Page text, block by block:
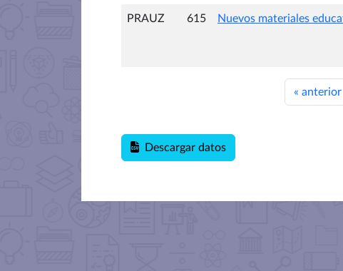
PRAUZ 615 Nuevos materiales
« anterior
Descargar datos